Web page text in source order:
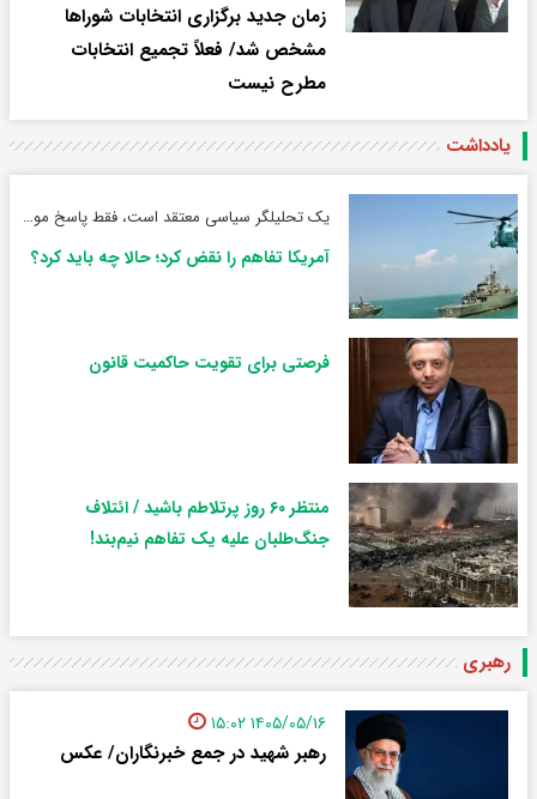
زمان جدید برگزاری انتخابات شوراها
مشخص شد/ فعلاً تجمیع انتخابات
مطرح نیست
یادداشت
یک تحلیلگر سیاسی معتقد است، فقط پاسخ موشکی کافی نیست
آمریکا تفاهم را نقض کرد؛ حالا چه باید کرد؟
فرصتی برای تقویت حاکمیت قانون
منتظر ۶۰ روز پرتلاطم باشید / ائتلاف
جنگ‌طلبان علیه یک تفاهم نیم‌بند!
رهبری
۱۴۰۵/۰۵/۱۶ ۱۵:۰۲
رهبر شهید در جمع خبرنگاران/ عکس